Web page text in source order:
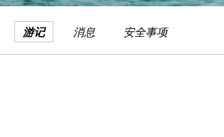
游记 消息 安全事项